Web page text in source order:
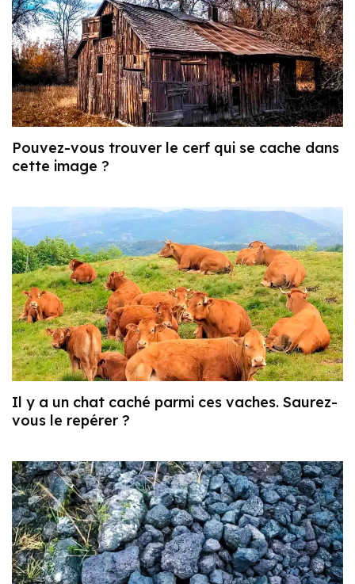
Pouvez-vous trouver le cerf qui se cache dans
cette image ?
Il y a un chat caché parmi ces vaches. Saurez-
vous le repérer ?